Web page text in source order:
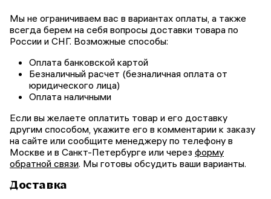
Мы не ограничиваем вас в вариантах оплаты, а также
всегда берем на себя вопросы доставки товара по
России и СНГ. Возможные способы:
Оплата банковской картой
Безналичный расчет (безналичная оплата от
юридического лица)
Оплата наличными
Если вы желаете оплатить товар и его доставку
другим способом, укажите его в комментарии к заказу
на сайте или сообщите менеджеру по телефону в
Москве и в Санкт-Петербурге или через форму
обратной связи. Мы готовы обсудить ваши варианты.
Доставка